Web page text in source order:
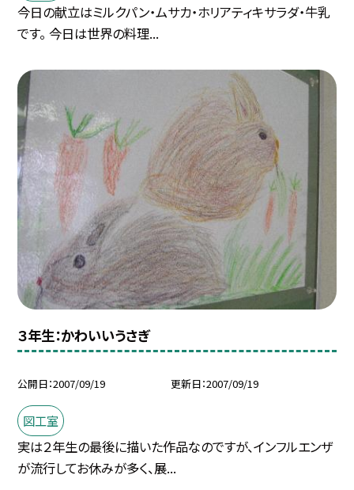
今日の献立はミルクパン・ムサカ・ホリアティキサラダ・牛乳
です。 今日は世界の料理...
３年生：かわいいうさぎ
公開日 2007/09/19 更新日 2007/09/19
図工室
実は２年生の最後に描いた作品なのですが、インフルエンザ
が流行してお休みが多く、展...